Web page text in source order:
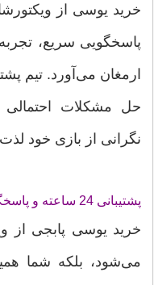
پاسخگویی سریع،
ارمغان می‌آورد. تیم
حل مشکلات احتمالی
نگرانی از بازی خود لذت
پشتیبانی 24 ساعته و پاسخگویی سریع
خرید یوسی پابجی از
می‌شود، بلکه شما